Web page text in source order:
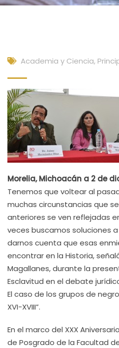
Academia y Ciencia,
Morelia, Michoacán a 2 de
Tenemos que voltear al
muchas circunstancias que
anteriores se ven reflejadas
veces buscamos soluciones
darnos cuenta que esas
encontrar en la Historia,
Magallanes, durante la
Esclavitud en el debate
El caso de los grupos de
XVI-XVIII”.
En el marco del XXX
de Posgrado de la Facultad